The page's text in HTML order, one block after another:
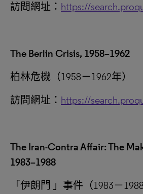
訪問網址： https://
The Berlin Crisis, 1958–1962
柏林危機（1958－1962年）
訪問網址： https://
The Iran-Contra Affair: The
1983–1988
「 伊朗門 」 事件（1983－1988‎